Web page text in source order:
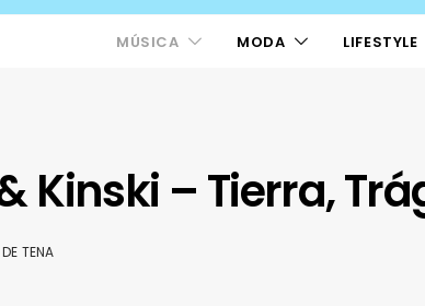
MÚSICA MODA LIFESTYLE
Kinski – Tierra,
TENA